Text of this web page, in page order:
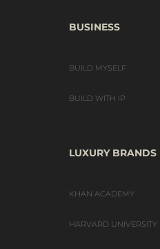
BUSINESS
BUILD MYSELF
BUILD WITH IP
LUXURY BRANDS
KHAN ACADEMY
HARVARD UNIVERSITY